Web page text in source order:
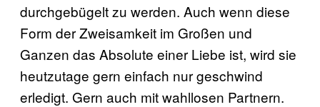
durchgebügelt zu werden. Auch wenn diese
Form der Zweisamkeit im Großen und
Ganzen das Absolute einer Liebe ist, wird sie
heutzutage gern einfach nur geschwind
erledigt. Gern auch mit wahllosen Partnern.